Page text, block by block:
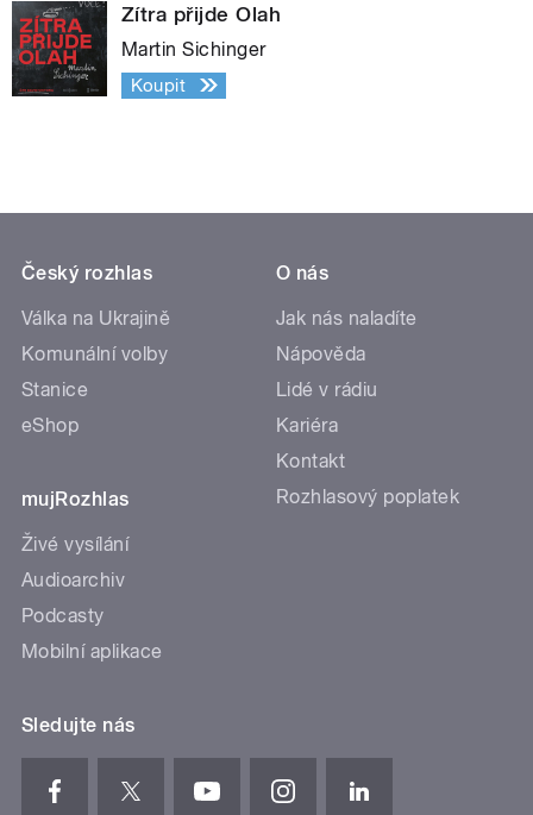
Zítra přijde Olah
Martin Sichinger
Koupit
Český rozhlas
Válka na Ukrajině
Komunální volby
Stanice
eShop
mujRozhlas
Živé vysílání
Audioarchiv
Podcasty
Mobilní aplikace
O nás
Jak nás naladíte
Nápověda
Lidé v rádiu
Kariéra
Kontakt
Rozhlasový poplatek
Sledujte nás